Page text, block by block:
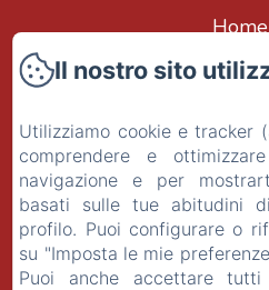
Home
Informativa
Note
Il nostro sito
Utilizziamo cookie e tracker
comprendere e
navigazione e per
basati sulle tue abitudini
profilo. Puoi configurare o
su "Imposta le mie
Puoi anche accettare